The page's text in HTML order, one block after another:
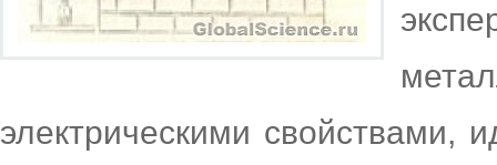
электрическими свойствами,